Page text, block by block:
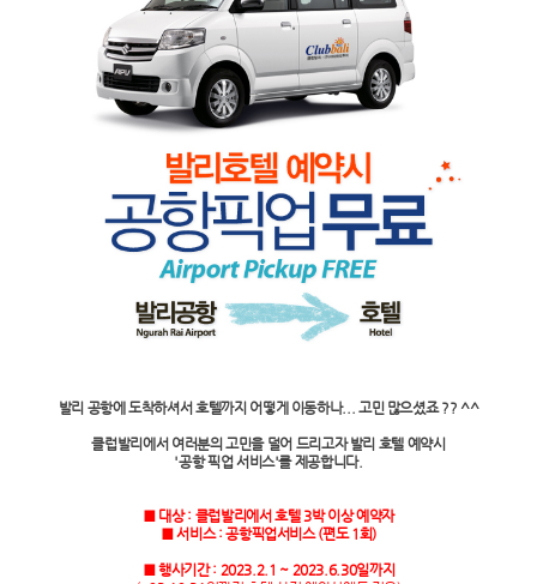
발리 공항에 도착하셔서 호텔까지 어떻게 이동하나... 고민 많으셨죠 ?? ^^
클럽발리에서 여러분의 고민을 덜어 드리고자 발리 호텔 예약시
'공항 픽업 서비스'를 제공합니다.
■ 대상 : 클럽발리에서 호텔 3박 이상 예약자
■ 서비스 : 공항픽업서비스 (편도 1회)
■ 행사기간 : 2023.2.1 ~ 2023.6.30일까지